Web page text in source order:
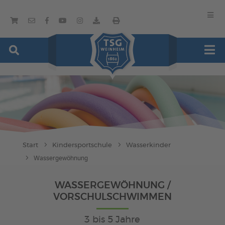
Start Kindersportschule
Wasserkinder
Wassergewöhnung
WASSERGEWÖHNUNG /
VORSCHULSCHWIMMEN
3 bis 5 Jahre